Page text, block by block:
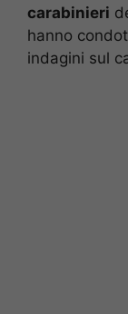
carabinieri
hanno
indagini sul